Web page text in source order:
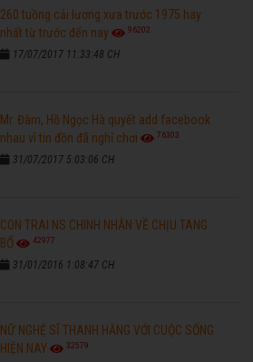
260 tuồng cải lương xưa trước 1975 hay
nhất từ trước đến nay
96202
17/07/2017 11:33:48 CH
Mr. Đàm, Hồ Ngọc Hà quyết add facebook
nhau vì tin đồn đã nghỉ chơi
76303
31/07/2017 5:03:06 CH
CON TRAI NS CHINH NHẪN VỀ CHỊU TANG
BỐ
42977
31/01/2016 1:08:47 CH
NỮ NGHỆ SĨ THANH HẰNG VỚI CUỘC SỐNG
HIỆN NAY
32579